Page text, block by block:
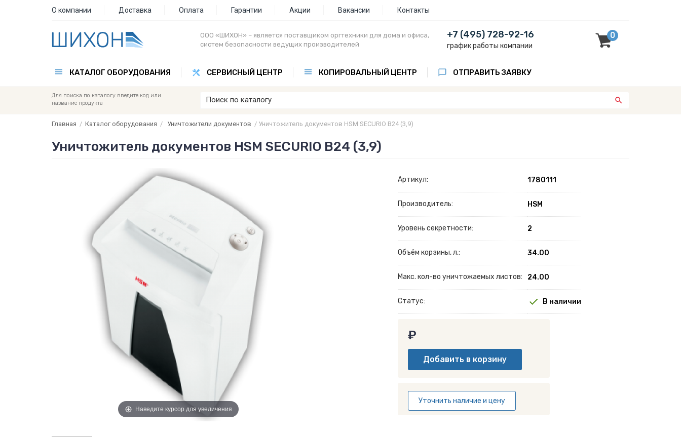
О компании Доставка Оплата Гарантии Акции Вакансии Контакты
ООО «ШИХОН» – является поставщиком оргтехники для дома и офиса,
систем безопасности ведущих производителей
+7 (495) 728-92-16
график работы компании
0
КАТАЛОГ ОБОРУДОВАНИЯ СЕРВИСНЫЙ ЦЕНТР КОПИРОВАЛЬНЫЙ ЦЕНТР ОТПРАВИТЬ ЗАЯВКУ
Для поиска по каталогу введите код или
название продукта
Главная / Каталог оборудования / Уничтожители документов / Уничтожитель документов HSM SECURIO B24 (3,9)
Уничтожитель документов HSM SECURIO B24 (3,9)
Наведите курсор для увеличения
Артикул: 1780111
Производитель: HSM
Уровень секретности: 2
Объём корзины, л.: 34.00
Макс. кол-во уничтожаемых листов: 24.00
Статус: В наличии
₽
Уточнить наличие и цену